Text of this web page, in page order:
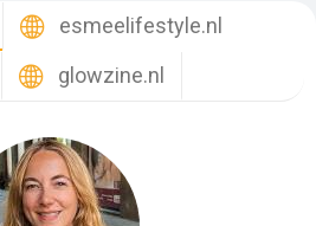
esmeelifestyle.nl
glowzine.nl